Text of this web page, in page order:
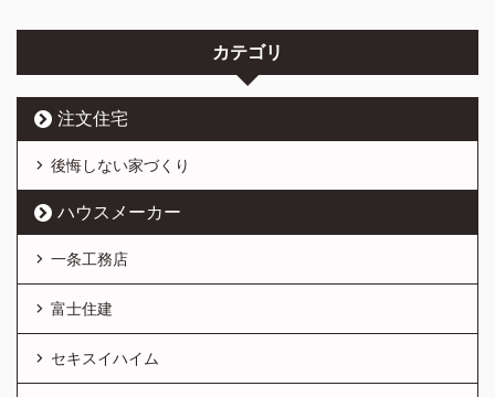
カテゴリ
注文住宅
後悔しない家づくり
ハウスメーカー
一条工務店
富士住建
セキスイハイム